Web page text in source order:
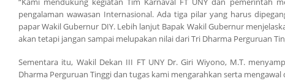
pengalaman wawasan Internasional. Ada tiga pilar yang harus
papar Wakil Gubernur DIY. Lebih lanjut Bapak Wakil Gubernur
akan tetapi jangan sampai melupakan nilai dari Tri Dharma Perguruan
Sementara itu, Wakil Dekan III FT UNY Dr. Giri Wiyono, M.T.
Dharma Perguruan Tinggi dan tugas kami mengarahkan serta